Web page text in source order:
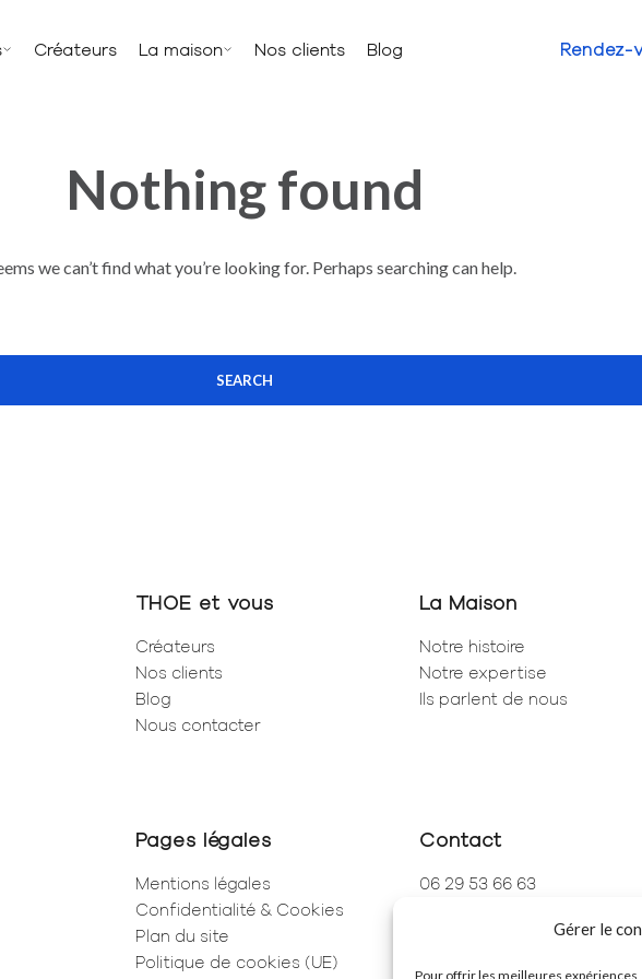
Gérer le
Pour offrir les meilleures
Créateurs La maison Nos clients Blog Rendez-
Nothing found
we can’t find what you’re looking for. Perhaps searching can help.
THOE et vous
Créateurs
Nos clients
Blog
Nous contacter
La Maison
Notre histoire
Notre expertise
Ils parlent de nous
Pages légales
Mentions légales
Confidentialité & Cookies
Plan du site
Politique de cookies (UE)
Contact
06 29 53 66 63
250 Rue de Rivoli